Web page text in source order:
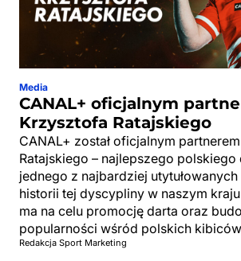
Media
CANAL+ oficjalnym
Krzysztofa Ratajskiego
CANAL+ został oficjalnym
Ratajskiego – najlepszego polskiego
jednego z najbardziej
historii tej dyscypliny w naszym
ma na celu promocję darta oraz
popularności wśród polskich
Redakcja Sport Marketing